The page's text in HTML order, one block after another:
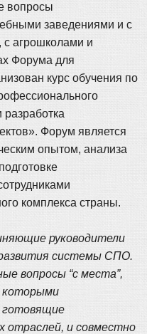
вопросы
заведениями и с
с агрошколами и
Форума для
курс обучения по
Форум является
опытом, анализа
комплекса страны.
руководители
системы СПО.
вопросы “с места”,
которыми
готовящие
отраслей, и совместно